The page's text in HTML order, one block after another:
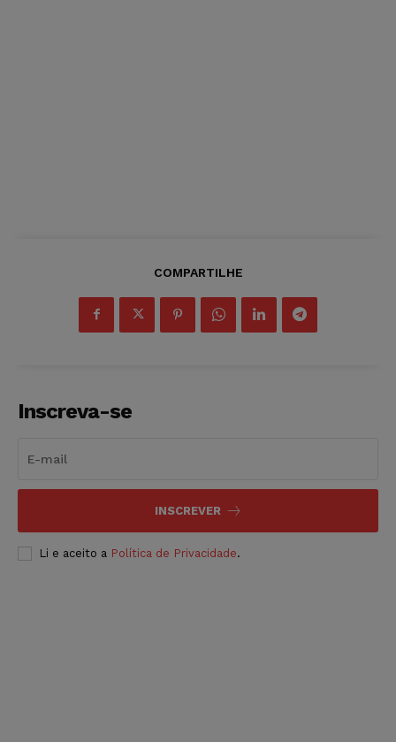
COMPARTILHE
Inscreva-se
INSCREVER
Li e aceito a Política de Privacidade.